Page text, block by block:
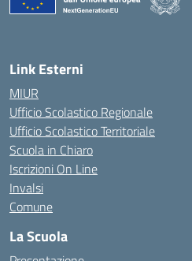
Link Esterni
MIUR
Ufficio Scolastico Regionale
Ufficio Scolastico Territoriale
Scuola in Chiaro
Iscrizioni On Line
Invalsi
Comune
La Scuola